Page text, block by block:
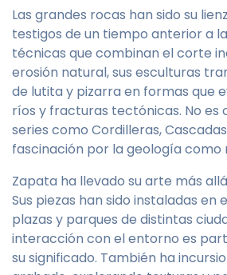
Las grandes rocas han sido su
testigos de un tiempo anterior a
técnicas que combinan el corte
erosión natural, sus esculturas
de lutita y pizarra en formas que
ríos y fracturas tectónicas. No es
series como Cordilleras,
fascinación por la geología como
Zapata ha llevado su arte más
Sus piezas han sido instaladas en
plazas y parques de distintas
interacción con el entorno es
su significado. También ha